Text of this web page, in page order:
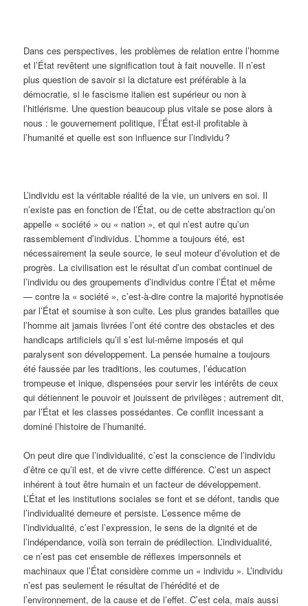
Dans ces perspectives, les problèmes de relation entre l’homme
et l’État revêtent une signification tout à fait nouvelle. Il n’est
plus question de savoir si la dictature est préférable à la
démocratie, si le fascisme italien est supérieur ou non à
l’hitlérisme. Une question beaucoup plus vitale se pose alors à
nous : le gouvernement politique, l’État est-il profitable à
l’humanité et quelle est son influence sur l’individu ?
L’individu est la véritable réalité de la vie, un univers en soi. Il
n’existe pas en fonction de l’État, ou de cette abstraction qu’on
appelle « société » ou « nation », et qui n’est autre qu’un
rassemblement d’individus. L’homme a toujours été, est
nécessairement la seule source, le seul moteur d’évolution et de
progrès. La civilisation est le résultat d’un combat continuel de
l’individu ou des groupements d’individus contre l’État et même
— contre la « société », c’est-à-dire contre la majorité hypnotisée
par l’État et soumise à son culte. Les plus grandes batailles que
l’homme ait jamais livrées l’ont été contre des obstacles et des
handicaps artificiels qu’il s’est lui-même imposés et qui
paralysent son développement. La pensée humaine a toujours
été faussée par les traditions, les coutumes, l’éducation
trompeuse et inique, dispensées pour servir les intérêts de ceux
qui détiennent le pouvoir et jouissent de privilèges ; autrement dit,
par l’État et les classes possédantes. Ce conflit incessant a
dominé l’histoire de l’humanité.
On peut dire que l’individualité, c’est la conscience de l’individu
d’être ce qu’il est, et de vivre cette différence. C’est un aspect
inhérent à tout être humain et un facteur de développement.
L’État et les institutions sociales se font et se défont, tandis que
l’individualité demeure et persiste. L’essence même de
l’individualité, c’est l’expression, le sens de la dignité et de
l’indépendance, voilà son terrain de prédilection. L’individualité,
ce n’est pas cet ensemble de réflexes impersonnels et
machinaux que l’État considère comme un « individu ». L’individu
n’est pas seulement le résultat de l’hérédité et de
l’environnement, de la cause et de l’effet. C’est cela, mais aussi